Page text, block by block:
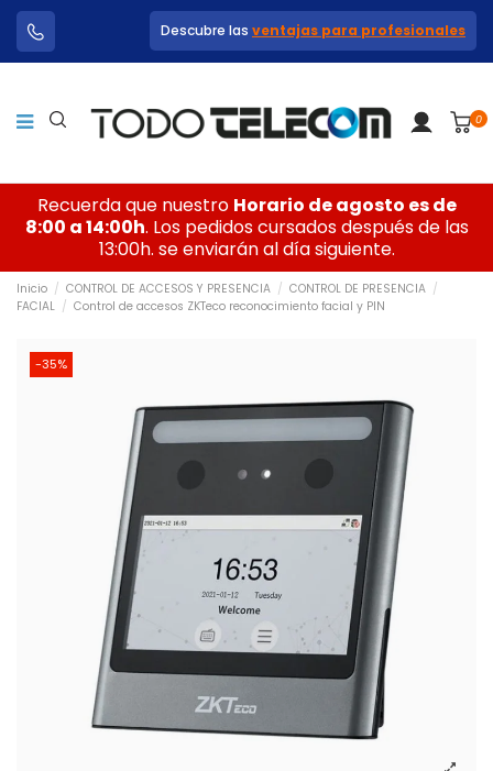
Descubre las ventajas para profesionales
0
Recuerda que nuestro Horario de agosto es de
8:00 a 14:00h. Los pedidos cursados después de las
13:00h. se enviarán al día siguiente.
Inicio CONTROL DE ACCESOS Y PRESENCIA
CONTROL DE PRESENCIA
FACIAL
Control de accesos ZKTeco reconocimiento facial y PIN
-35%